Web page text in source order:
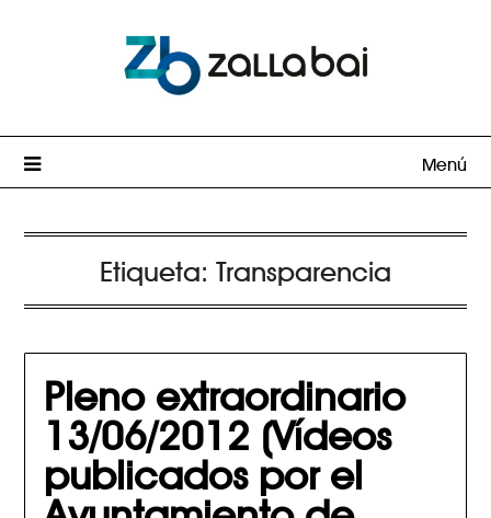
Menú
Etiqueta: Transparencia
Pleno extraordinario
13/06/2012 (Vídeos
publicados por el
Ayuntamiento de